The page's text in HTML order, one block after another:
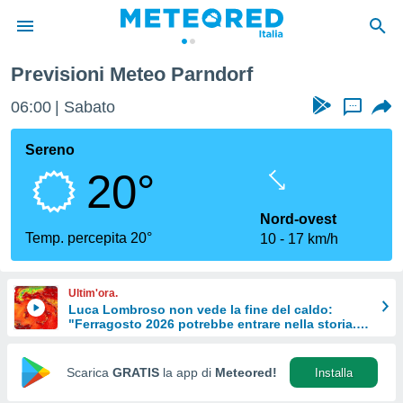
di
per
le
di
Web
Previsioni Meteo Parndorf
06:00 Sabato ...
Sereno
20°
Temp. percepita 20°
Nord-ovest
10
17 km/h
Ultim'ora.
Luca Lombroso non vede la fine del caldo:
"Ferragosto 2026 potrebbe entrare nella storia.
Scarica GRATIS la app di Meteored! Installa